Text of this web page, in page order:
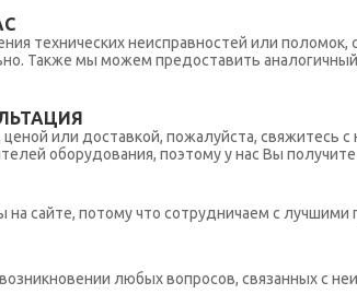
технических неисправностей или поломок,
Также мы можем предоставить
или доставкой, пожалуйста, свяжитесь с
оборудования, поэтому у нас Вы
сайте, потому что сотрудничаем с
любых вопросов, связанных с